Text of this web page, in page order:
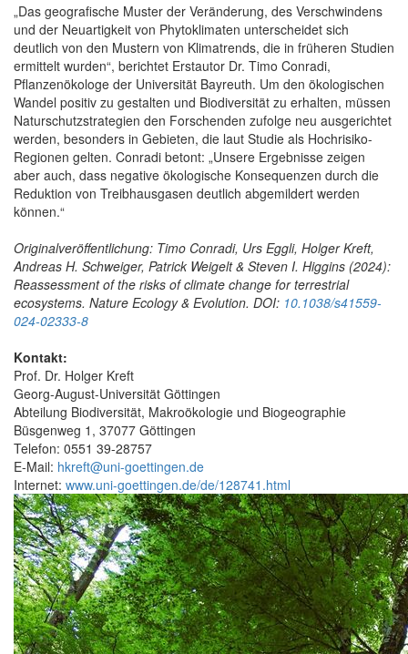
„Das geografische Muster der Veränderung, des Verschwindens
und der Neuartigkeit von Phytoklimaten unterscheidet sich
deutlich von den Mustern von Klimatrends, die in früheren Studien
ermittelt wurden“, berichtet Erstautor Dr. Timo Conradi,
Pflanzenökologe der Universität Bayreuth. Um den ökologischen
Wandel positiv zu gestalten und Biodiversität zu erhalten, müssen
Naturschutzstrategien den Forschenden zufolge neu ausgerichtet
werden, besonders in Gebieten, die laut Studie als Hochrisiko-
Regionen gelten. Conradi betont: „Unsere Ergebnisse zeigen
aber auch, dass negative ökologische Konsequenzen durch die
Reduktion von Treibhausgasen deutlich abgemildert werden
können.“
Originalveröffentlichung: Timo Conradi, Urs Eggli, Holger Kreft,
Andreas H. Schweiger, Patrick Weigelt & Steven I. Higgins (2024):
Reassessment of the risks of climate change for terrestrial
ecosystems. Nature Ecology & Evolution. DOI: 10.1038/s41559-
024-02333-8
Kontakt:
Prof. Dr. Holger Kreft
Georg-August-Universität Göttingen
Abteilung Biodiversität, Makroökologie und Biogeographie
Büsgenweg 1, 37077 Göttingen
Telefon: 0551 39-28757
E-Mail: hkreft@uni-goettingen.de
Internet: www.uni-goettingen.de/de/128741.html